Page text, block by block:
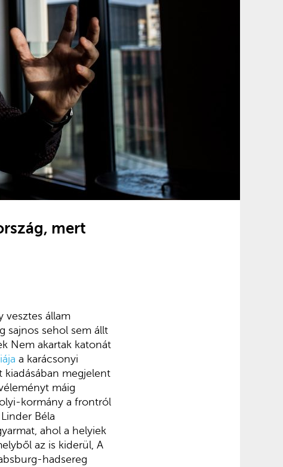
mert
vesztes állam
sajnos sehol sem állt
Nem akartak katonát
a karácsonyi
kiadásában megjelent
máig
kormány a frontról
Béla
ahol a helyiek
az is kiderül, A
hadsereg